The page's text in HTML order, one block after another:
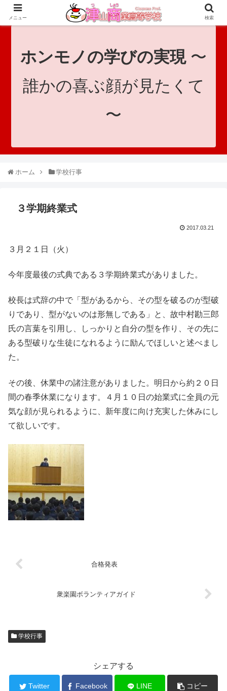
since 1921｜地域と共に未来へつなげ！｜Tsuyama Commercial High School
ホンモノの学びの実現〜
誰かの喜ぶ顔が見たくて
〜
ホーム 学校行事
３学期終業式
2017.03.21
３月２１日（火）
今年度最後の式典である３学期終業式がありました。
校長は式辞の中で「型があるから、その型を破るのが型破
りであり、型がないのは形無しである」と、故中村勘三郎
氏の言葉を引用し、しっかりと自分の型を作り、その先に
ある型破りな生徒になれるように励んでほしいと述べまし
た。
その後、休業中の諸注意がありました。明日から約２０日
間の春季休業になります。４月１０日の始業式に全員の元
気な顔が見られるように、新年度に向け充実した休みにし
て欲しいです。
合格発表
衆楽園ボランティアガイド
学校行事
シェアする
Twitter Facebook LINE コピー
メニュー 検索